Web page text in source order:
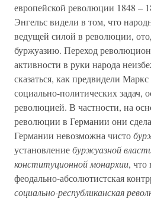
европейской революции 1848 –
Энгельс видели в том, что
ведущей силой в революции,
буржуазию. Переход
активности в руки народа
сказаться, как предвидели
социально-политических задач,
революцией. В частности, на
революции в Германии они
Германии невозможна чисто
установлениебуржуазной
конституционной монархии, что
феодально-абсолютистская
социально-республиканская